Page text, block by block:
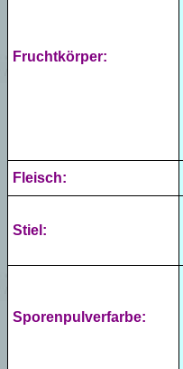
Fruchtkörper:
Fleisch:
Stiel:
Sporenpulverfarbe: